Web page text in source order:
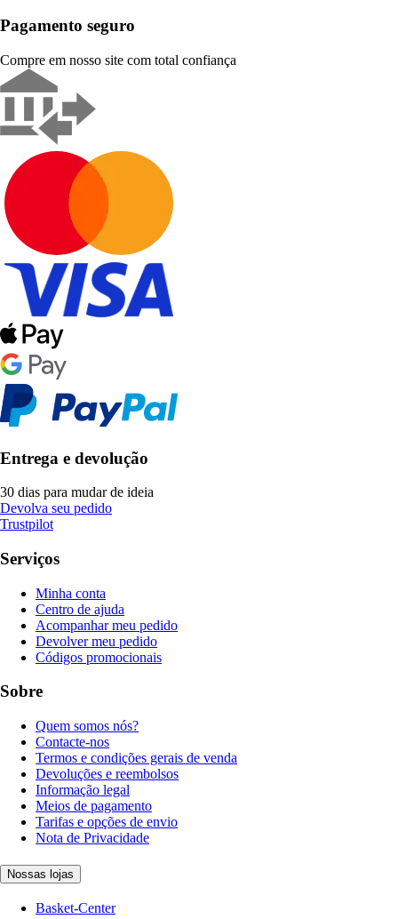
Pagamento seguro
Compre em nosso site com total confiança
Entrega e devolução
30 dias para mudar de ideia
Devolva seu pedido
Trustpilot
Serviços
Minha conta
Centro de ajuda
Acompanhar meu pedido
Devolver meu pedido
Códigos promocionais
Sobre
Quem somos nós?
Contacte-nos
Termos e condições gerais de venda
Devoluções e reembolsos
Informação legal
Meios de pagamento
Tarifas e opções de envio
Nota de Privacidade
Nossas lojas
Basket-Center